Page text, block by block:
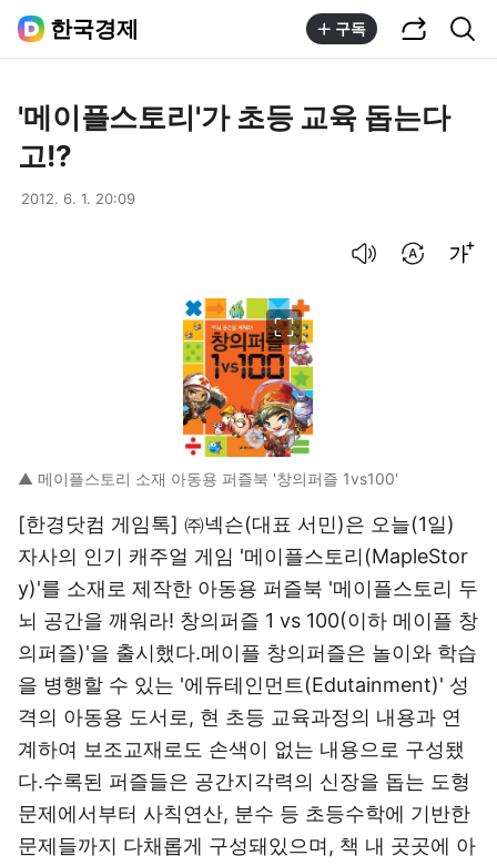
한국경제 구독
'메이플스토리'가 초등 교육 돕는다
고!?
2012. 6. 1. 20:09
▲ 메이플스토리 소재 아동용 퍼즐북 '창의퍼즐 1vs100'
[한경닷컴 게임톡] ㈜넥슨(대표 서민)은 오늘(1일)
자사의 인기 캐주얼 게임 '메이플스토리(MapleStor
y)'를 소재로 제작한 아동용 퍼즐북 '메이플스토리 두
뇌 공간을 깨워라! 창의퍼즐 1 vs 100(이하 메이플 창
의퍼즐)'을 출시했다.메이플 창의퍼즐은 놀이와 학습
을 병행할 수 있는 '에듀테인먼트(Edutainment)' 성
격의 아동용 도서로, 현 초등 교육과정의 내용과 연
계하여 보조교재로도 손색이 없는 내용으로 구성됐
다.수록된 퍼즐들은 공간지각력의 신장을 돕는 도형
문제에서부터 사칙연산, 분수 등 초등수학에 기반한
문제들까지 다채롭게 구성돼있으며, 책 내 곳곳에 아